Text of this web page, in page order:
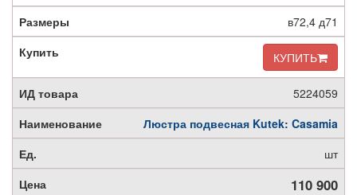
в72,4 д71
КУПИТЬ
5224059
Люстра подвесная Kutek: Casamia
шт
110 900